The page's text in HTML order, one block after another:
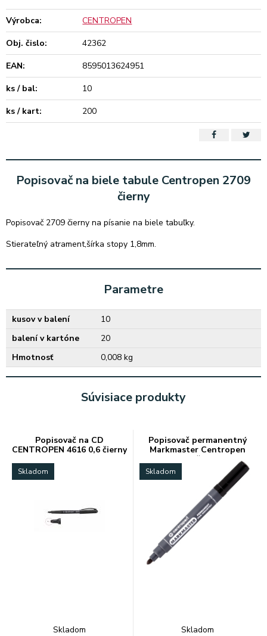
Výrobca:
CENTROPEN
Obj. čislo:
42362
EAN:
8595013624951
ks / bal:
10
ks / kart:
200
Popisovač na biele tabule Centropen 2709
čierny
Popisovač 2709 čierny na písanie na biele tabuľky.
Stierateľný atrament,šírka stopy 1,8mm.
Parametre
kusov v balení
10
balení v kartóne
20
Hmotnosť
0,008 kg
Súvisiace produkty
Popisovač na CD
CENTROPEN 4616 0,6 čierny
Skladom
Skladom
Popisovač permanentný
Markmaster Centropen
8599 čierny
Skladom
Skladom